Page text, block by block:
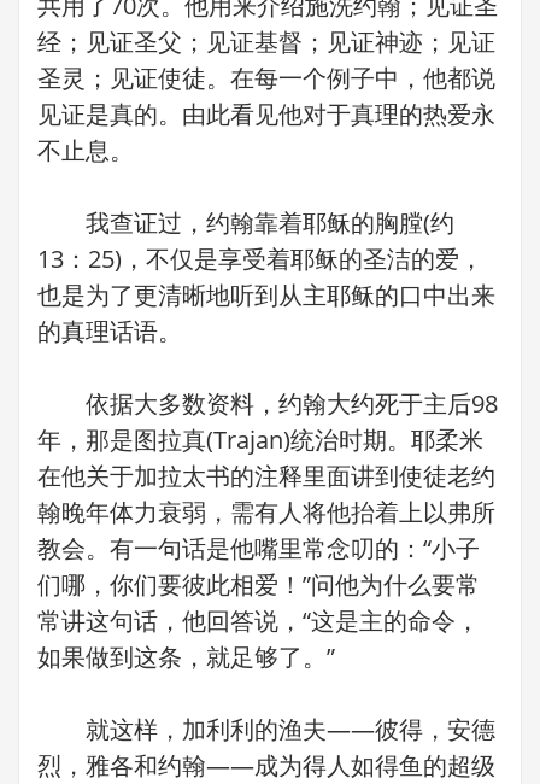
经；见证圣父；见证基督；见证神迹；见证
圣灵；见证使徒。在每一个例子中，他都说
见证是真的。由此看见他对于真理的热爱永
不止息。
我查证过，约翰靠着耶稣的胸膛(约
13：25)，不仅是享受着耶稣的圣洁的爱，
也是为了更清晰地听到从主耶稣的口中出来
的真理话语。
依据大多数资料，约翰大约死于主后98
年，那是图拉真(Trajan)统治时期。耶柔米
在他关于加拉太书的注释里面讲到使徒老约
翰晚年体力衰弱，需有人将他抬着上以弗所
教会。有一句话是他嘴里常念叨的：“小子
们哪，你们要彼此相爱！”问他为什么要常
常讲这句话，他回答说，“这是主的命令，
如果做到这条，就足够了。”
就这样，加利利的渔夫——彼得，安德
烈，雅各和约翰——成为得人如得鱼的超级